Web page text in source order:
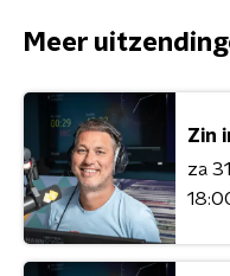
Meer
Zin
za